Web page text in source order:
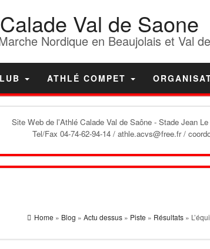
Val de Saone
Nordique en Beaujolais et Val
ATHLÉ COMPET
Site Web de l'Athlé Calade Val de Saône - Stade Jean
Tel/Fax 04-74-62-94-14 / athle.acvs@free.fr /
Home » Blog » Actu dessus» Piste » Résultats»